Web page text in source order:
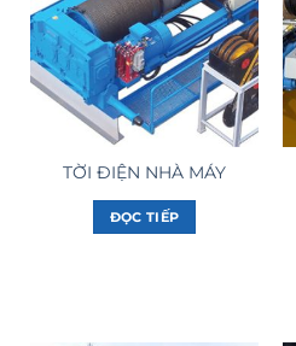
TỜI ĐIỆN NHÀ MÁY
ĐỌC TIẾP